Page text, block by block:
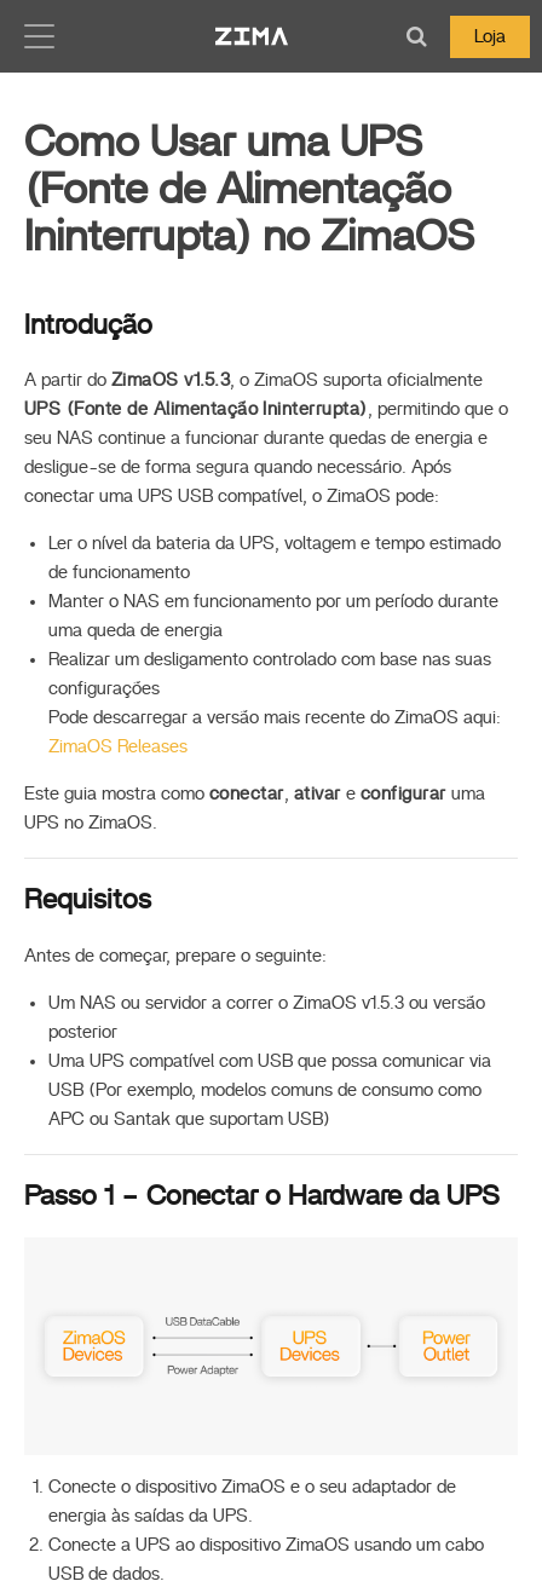
Loja
Como Usar uma UPS
(Fonte de Alimentação
Ininterrupta) no ZimaOS
Introdução
A partir do ZimaOS v1.5.3, o ZimaOS suporta oficialmente
UPS (Fonte de Alimentação Ininterrupta) , permitindo que o
seu NAS continue a funcionar durante quedas de energia e
desligue-se de forma segura quando necessário. Após
conectar uma UPS USB compatível, o ZimaOS pode:
Ler o nível da bateria da UPS, voltagem e tempo estimado
de funcionamento
Manter o NAS em funcionamento por um período durante
uma queda de energia
Realizar um desligamento controlado com base nas suas
configurações
Pode descarregar a versão mais recente do ZimaOS aqui:
ZimaOS Releases
Este guia mostra como conectar, ativare configuraruma
UPS no ZimaOS.
Requisitos
Antes de começar, prepare o seguinte:
Um NAS ou servidor a correr o ZimaOS v1.5.3 ou versão
posterior
Uma UPS compatível com USB que possa comunicar via
USB (Por exemplo, modelos comuns de consumo como
APC ou Santak que suportam USB)
Passo 1 – Conectar o Hardware da UPS
Conecte o dispositivo ZimaOS e o seu adaptador de
energia às saídas da UPS.
Conecte a UPS ao dispositivo ZimaOS usando um cabo
USB de dados.